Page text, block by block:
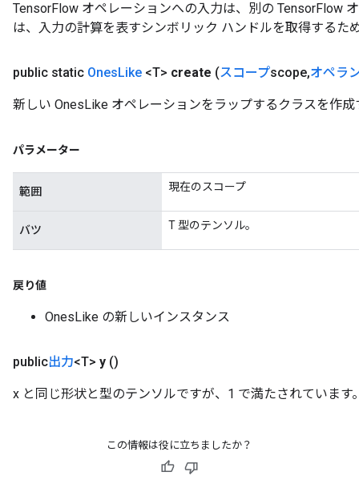
TensorFlow オペレーションへの入力は、別の TensorFlow
は、入力の計算を表すシンボリック ハンドルを取得するた
public static OnesLike <T> create (スコープscope,オペラ
新しい OnesLike オペレーションをラップするクラスを作
パラメーター
範囲 現在のスコープ
バツ T 型のテンソル。
戻り値
OnesLike の新しいインスタンス
public出力<T> y ()
x と同じ形状と型のテンソルですが、1 で満たされています
この情報は役に立ちましたか？